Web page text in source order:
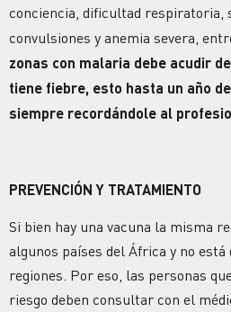
conciencia, dificultad respiratoria,
convulsiones y anemia severa,
zonas con malaria debe acudir
tiene fiebre, esto hasta un año
siempre recordándole al
PREVENCIÓN Y TRATAMIENTO
Si bien hay una vacuna la misma
algunos países del África y no
regiones. Por eso, las personas
riesgo deben consultar con el